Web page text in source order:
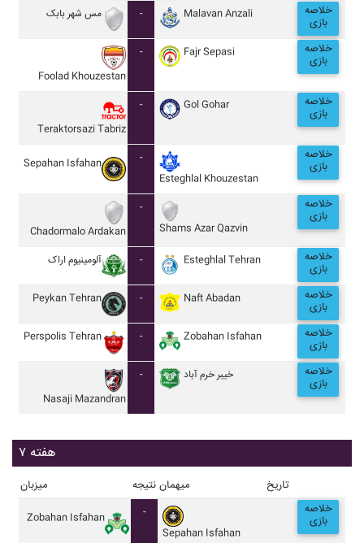
مس شهر بابک - Malavan Anzali خلاصه
بازی
Foolad Khouzestan
- Fajr Sepasi خلاصه
بازی
Teraktorsazi Tabriz
- Gol Gohar خلاصه
بازی
Sepahan Isfahan
-
Esteghlal Khouzestan
خلاصه
بازی
Chadormalo Ardakan
-
Shams Azar Qazvin
خلاصه
بازی
آلومينيوم اراک - Esteghlal Tehran خلاصه
بازی
Peykan Tehran - Naft Abadan خلاصه
بازی
Perspolis Tehran - Zobahan Isfahan خلاصه
بازی
Nasaji Mazandran
- خيبر خرم آباد خلاصه
بازی
هفته ۷
میزبان نتیجه میهمان تاریخ
Zobahan Isfahan
-
Sepahan Isfahan
خلاصه
بازی